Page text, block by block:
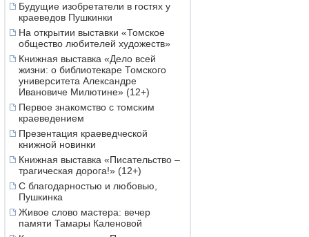
Будущие изобретатели в гостях у
краеведов Пушкинки
На открытии выставки «Томское
общество любителей художеств»
Книжная выставка «Дело всей
жизни: о библиотекаре Томского
университета Александре
Ивановиче Милютине» (12+)
Первое знакомство с томским
краеведением
Презентация краеведческой
книжной новинки
Книжная выставка «Писательство –
трагическая дорога!» (12+)
С благодарностью и любовью,
Пушкинка
Живое слово мастера: вечер
памяти Тамары Каленовой